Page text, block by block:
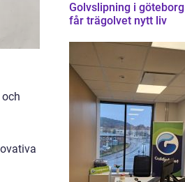
Golvslipning i göteborg så
får trägolvet nytt liv